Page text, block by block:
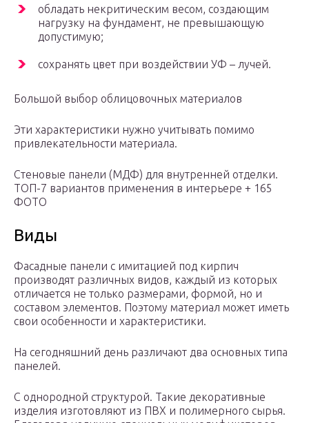
обладать некритическим весом, создающим
нагрузку на фундамент, не превышающую
допустимую;
сохранять цвет при воздействии УФ – лучей.
Большой выбор облицовочных материалов
Эти характеристики нужно учитывать помимо
привлекательности материала.
Стеновые панели (МДФ) для внутренней отделки.
ТОП-7 вариантов применения в интерьере + 165
ФОТО
Виды
Фасадные панели с имитацией под кирпич
производят различных видов, каждый из которых
отличается не только размерами, формой, но и
составом элементов. Поэтому материал может иметь
свои особенности и характеристики.
На сегодняшний день различают два основных типа
панелей.
С однородной структурой. Такие декоративные
изделия изготовляют из ПВХ и полимерного сырья.